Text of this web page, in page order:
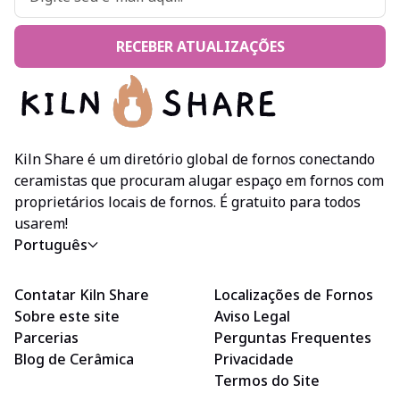
RECEBER ATUALIZAÇÕES
Kiln Share é um diretório global de fornos conectando
ceramistas que procuram alugar espaço em fornos com
proprietários locais de fornos. É gratuito para todos
usarem!
Português
Contatar Kiln Share
Sobre este site
Parcerias
Blog de Cerâmica
Localizações de Fornos
Aviso Legal
Perguntas Frequentes
Privacidade
Termos do Site